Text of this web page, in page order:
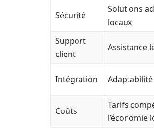
Sécurité
Solutions
locaux
Support
client
Assistance
Intégration
Coûts
Tarifs
l’économie